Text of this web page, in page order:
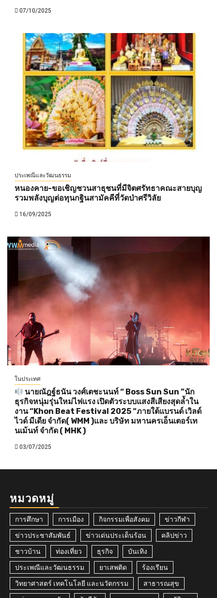
07/10/2025
ประเพณีและวัฒนธรรม
หนองคาย-ขอเชิญชวนสาธุชนที่มีจิตศรัทธาคณะสายบุญ
รวมพลังบุญต่อทุนกฐินสามัคคีที่วัดป่าศรีวิลัย
16/09/2025
ในประเทศ
นายณัฎฐ์ธนัน วงศ์เตชะนนท์ “ Boss Sun Sun ”นัก
ธุรกิจหนุ่มรุ่นใหม่ไฟแรง เปิดตัวระบบแสงสีเสียงสุดล้ำใน
งาน “Khon Beat Festival 2025 “ภายใต้แบรนด์ เวิลด์
ไวด์ มีเดีย จำกัด( WMM )และ บริษัท มหานครเอ็นเตอร์เท
นเม้นท์ จำกัด ( MHK )
03/07/2025
หมวดหมู่
การศึกษา การเมือง กิจกรรมเพื่อสังคม ข่าวกีฬา
ข่าวประชาสัมพันธ์ ข่าวเด่นประเด็นร้อน คลิปข่าว
ชาวบ้าน ท่องเที่ยว ธุรกิจ บันเทิง
ประเพณีและวัฒนธรรม ยาเสพติด ร้องเรียน
วิทยาศาสตร์ เทคโนโลยี และนวัตกรรม สาธารณสุข